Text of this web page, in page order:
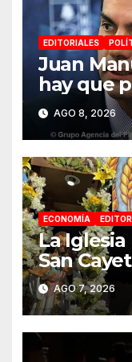
EDITORIALES
Juan
hay que
alma. La
ir a la
proyecto
AGO 8, 2026
ECONOMÍA
La
San
absoluta»
AGO 7, 2026